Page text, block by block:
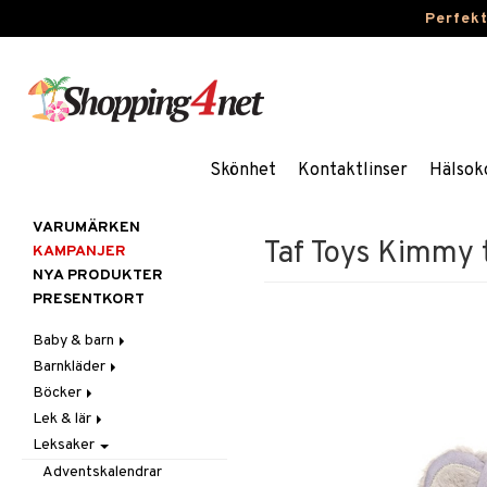
Skönhet Kontaktlinser
Taf Toys Kimmy
VARUMÄRKEN
KAMPANJER
NYA PRODUKTER
PRESENTKORT
Baby & barn
Accessoarer
För håret
Hattar & Mössor
Övrigt
Plånböcker
Aktivitet
Babygym
Babysitters
Bit & Skallra
Äta
Barnservis
Haklappar
Badrockar & Handdukar
Barnvagnstillbehör
Barnkläder
Accessoarer
Kepsar & Solhattar
Badkläder & UV-kläder
Klänningar
Nederdelar
Böcker
Dagböcker
Läs & Lär
Målarböcker
Lek & lär
Experiment
Inlärningsspel
Leksaker
Adventskalendrar